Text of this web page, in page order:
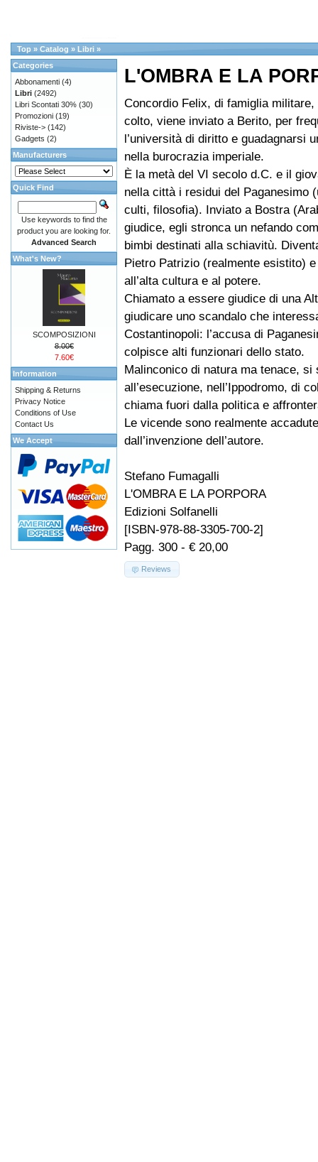
Top » Catalog » Libri »
L'OMBRA E LA
Concordio Felix, di famiglia
colto, viene inviato a Berito, per
l’università di diritto e guadagnarsi
nella burocrazia imperiale.
È la metà del VI secolo d.C. e il
nella città i residui del Paganesimo
culti, filosofia). Inviato a Bostra
giudice, egli stronca un nefando
bimbi destinati alla schiavitù.
Pietro Patrizio (realmente esistito)
all’alta cultura e al potere.
Chiamato a essere giudice di una
giudicare uno scandalo che
Costantinopoli: l’accusa di
colpisce alti funzionari dello stato.
Malinconico di natura ma tenace,
all’esecuzione, nell’Ippodromo, di
chiama fuori dalla politica e
Le vicende sono realmente
dall’invenzione dell’autore.
Stefano Fumagalli
L'OMBRA E LA PORPORA
Edizioni Solfanelli
[ISBN-978-88-3305-700-2]
Pagg. 300 - € 20,00
Reviews
Categories
Abbonamenti (4)
Libri (2492)
Libri Scontati 30% (30)
Promozioni (19)
Riviste-> (142)
Gadgets (2)
Manufacturers
Quick Find
Use keywords to find the
product you are looking for.
Advanced Search
What's New?
SCOMPOSIZIONI
8.00€
7.60€
Information
Shipping & Returns
Privacy Notice
Conditions of Use
Contact Us
We Accept